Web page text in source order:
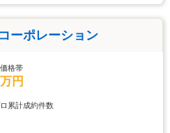
ーポレーション
格帯
円
累計成約件数